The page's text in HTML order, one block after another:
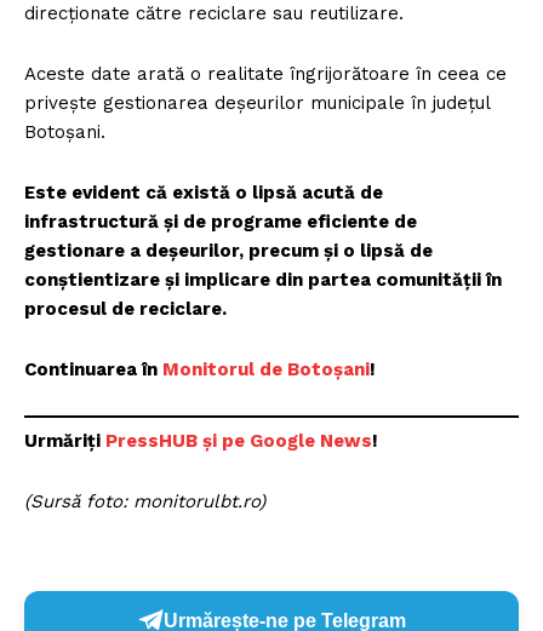
direcționate către reciclare sau reutilizare.
Aceste date arată o realitate îngrijorătoare în ceea ce
privește gestionarea deșeurilor municipale în județul
Botoșani.
Este evident că există o lipsă acută de
infrastructură și de programe eficiente de
gestionare a deșeurilor, precum și o lipsă de
conștientizare și implicare din partea comunității în
procesul de reciclare.
Continuarea în Monitorul de Botoșani!
Urmăriți PressHUB și pe Google News!
(Sursă foto: monitorulbt.ro)
Urmărește-ne pe Telegram